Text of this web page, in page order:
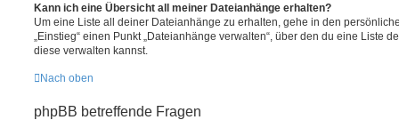
Kann ich eine Übersicht all meiner Dateianhänge erhalten?
Um eine Liste all deiner Dateianhänge zu erhalten, gehe in den
„Einstieg“ einen Punkt „Dateianhänge verwalten“, über den du eine Liste
diese verwalten kannst.
Nach oben
phpBB betreffende Fragen